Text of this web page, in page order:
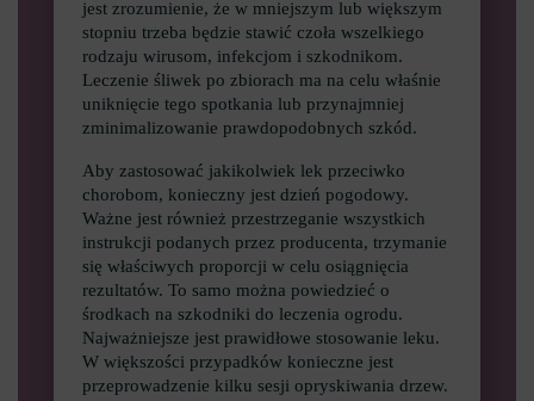
jest zrozumienie, że w mniejszym lub większym
stopniu trzeba będzie stawić czoła wszelkiego
rodzaju wirusom, infekcjom i szkodnikom.
Leczenie śliwek po zbiorach ma na celu właśnie
uniknięcie tego spotkania lub przynajmniej
zminimalizowanie prawdopodobnych szkód.
Aby zastosować jakikolwiek lek przeciwko
chorobom, konieczny jest dzień pogodowy.
Ważne jest również przestrzeganie wszystkich
instrukcji podanych przez producenta, trzymanie
się właściwych proporcji w celu osiągnięcia
rezultatów. To samo można powiedzieć o
środkach na szkodniki do leczenia ogrodu.
Najważniejsze jest prawidłowe stosowanie leku.
W większości przypadków konieczne jest
przeprowadzenie kilku sesji opryskiwania drzew.